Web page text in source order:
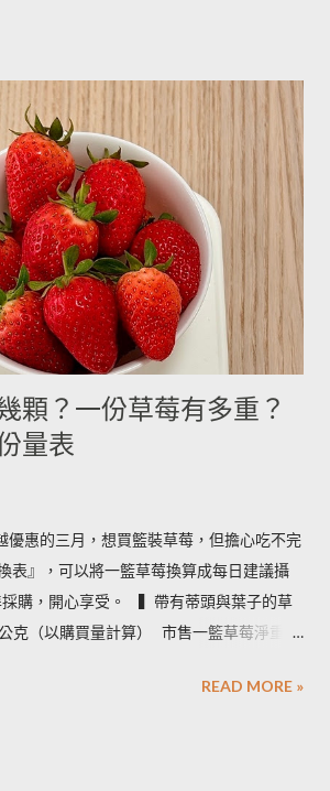
可粉 2g 6g 80g 乾酵母 3.3g 10g --------- 吉
4.3g 13g ---------- 細砂糖 4g 13g 170g 粗砂
2g 6g 100g 蜂蜜 7g 22g 290g 沙拉油 4g
200g 奶油 4.5g 14g 205g 酥油 4g 13g
煉乳 6g 17.5g 240g 優格 5g 15g 210g 清
2g 6g 80g 即溶咖啡 2g 6g 70g 葡萄乾 ----
的魔法廚房 ...
顆？一份草莓有多重？
量表
優惠的三月，想買籃裝草莓，但擔心吃不完
表』，可以將一籃草莓換算成每日建議攝
購，開心享受。 ​ ​ ▍帶有蒂頭與葉子的草
克（以購買量計算） ​ 市售一籃草莓淨重為
• 1500 × 0.95 ÷ 170＝8.3 約可提供８份水
READ MORE »